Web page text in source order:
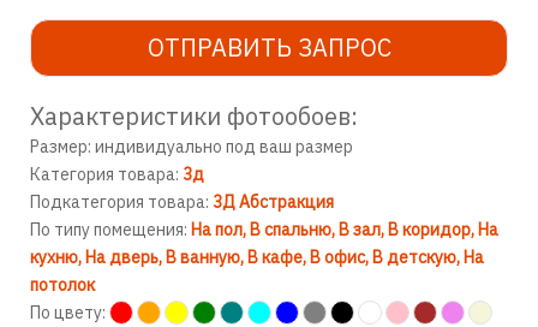
ОТПРАВИТЬ ЗАПРОС
Характеристики фотообоев:
Размер: индивидуально под ваш размер
Категория товара: 3д
Подкатегория товара: 3Д Абстракция
По типу помещения: На пол В спальню В зал В коридор На
кухню На дверь В ванную В кафе В офис В детскую На
потолок
По цвету: